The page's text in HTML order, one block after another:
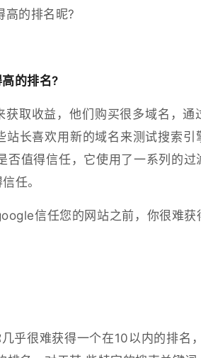
高的排名昵?
的排名?
取收益，他们购买很多域名，通
长喜欢用新的域名来测试搜索引
值得信任，它使用了一系列的过
任。
信任您的网站之前，你很难获
乎很难获得一个在10以内的排名